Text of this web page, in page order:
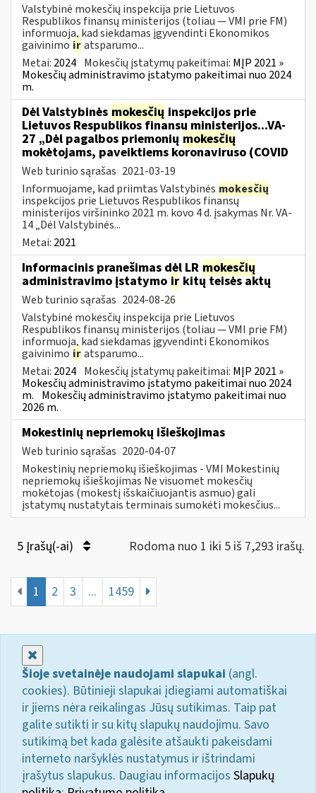
Valstybinė mokesčių inspekcija prie Lietuvos
Respublikos finansų ministerijos (toliau — VMI prie FM)
informuoja, kad siekdamas įgyvendinti Ekonomikos
gaivinimo iratsparumo...
Metai: 2024 Mokesčių įstatymų pakeitimai: MĮP 2021 »
Mokesčių administravimo įstatymo pakeitimai nuo 2024
m.
Dėl Valstybinės mokesčių inspekcijos prie
Lietuvos Respublikos finansų ministerijos...VA-
27 „Dėl pagalbos priemonių mokesčių
mokėtojams, paveiktiems koronaviruso (COVID
Web turinio sąrašas 2021-03-19
Informuojame, kad priimtas Valstybinės mokesčių
inspekcijos prie Lietuvos Respublikos finansų
ministerijos viršininko 2021 m. kovo 4 d. įsakymas Nr. VA-
14 „Dėl Valstybinės...
Metai: 2021
Informacinis pranešimas dėl LR mokesčių
administravimo įstatymo ir kitų teisės aktų
Web turinio sąrašas 2024-08-26
Valstybinė mokesčių inspekcija prie Lietuvos
Respublikos finansų ministerijos (toliau — VMI prie FM)
informuoja, kad siekdamas įgyvendinti Ekonomikos
gaivinimo iratsparumo...
Metai: 2024 Mokesčių įstatymų pakeitimai: MĮP 2021 »
Mokesčių administravimo įstatymo pakeitimai nuo 2024
m. Mokesčių administravimo įstatymo pakeitimai nuo
2026 m.
Mokestinių nepriemokų išieškojimas
Web turinio sąrašas 2020-04-07
Mokestinių nepriemokų išieškojimas - VMI Mokestinių
nepriemokų išieškojimas Ne visuomet mokesčių
mokėtojas (mokestį išskaičiuojantis asmuo) gali
įstatymų nustatytais terminais sumokėti mokesčius...
5 Įrašų(-ai) Rodoma nuo 1 iki 5 iš 7,293 irašų.
1 2 3 ... 1459
Šioje svetainėje naudojami slapukai (angl.
cookies). Būtinieji slapukai įdiegiami automatiškai
ir jiems nėra reikalingas Jūsų sutikimas. Taip pat
galite sutikti ir su kitų slapukų naudojimu. Savo
sutikimą bet kada galėsite atšaukti pakeisdami
interneto naršyklės nustatymus ir ištrindami
įrašytus slapukus. Daugiau informacijos Slapukų